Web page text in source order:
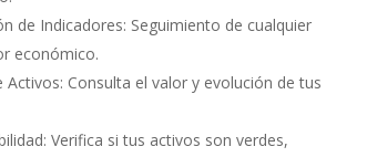
de Indicadores: Seguimiento de cualquier
económico.
Activos: Consulta el valor y evolución de tus
Verifica si tus activos son verdes,